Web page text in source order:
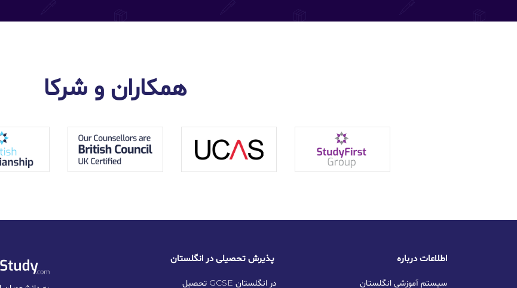
همکاران و شرکا
اطلاعات درباره
سیستم آموزشی انگلستان تحصیل GCSE در انگلستان